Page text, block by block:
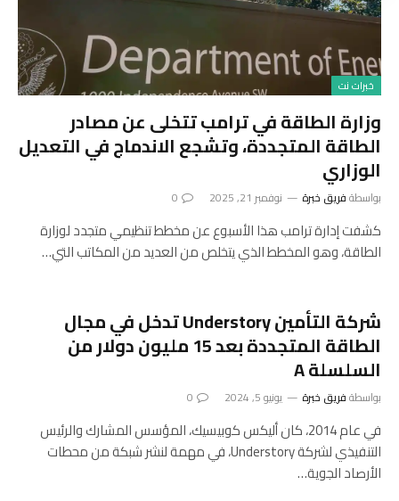
خبرات نت
وزارة الطاقة في ترامب تتخلى عن مصادر
الطاقة المتجددة، وتشجع الاندماج في التعديل
الوزاري
بواسطةفريق خبرة نوفمبر 21, 2025 0
كشفت إدارة ترامب هذا الأسبوع عن مخطط تنظيمي متجدد لوزارة
الطاقة، وهو المخطط الذي يتخلص من العديد من المكاتب التي…
شركة التأمين Understory تدخل في مجال
الطاقة المتجددة بعد 15 مليون دولار من
السلسلة A
بواسطةفريق خبرة يونيو 5, 2024 0
في عام 2014، كان أليكس كوبيسيك، المؤسس المشارك والرئيس
التنفيذي لشركة Understory، في مهمة لنشر شبكة من محطات
الأرصاد الجوية…